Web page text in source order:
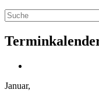
Januar,